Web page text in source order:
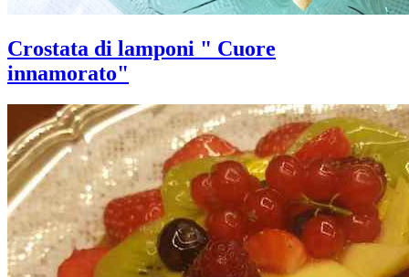
Crostata di lamponi " Cuore
innamorato"